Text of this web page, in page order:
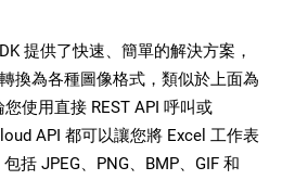
提供了快速、簡單的解決方案，
換為各種圖像格式，類似於上面為
使用直接 REST API 呼叫或
API 都可以讓您將 Excel 工作表
括 JPEG、PNG、BMP、GIF 和